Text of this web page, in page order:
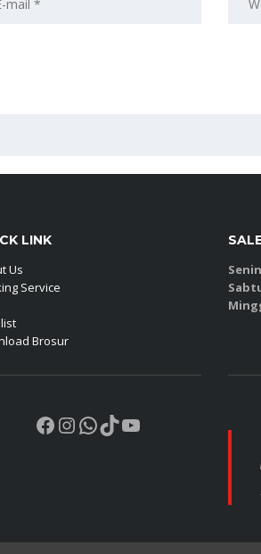
LINK
Us
Service
Brosur
Facebook
Instagram
WhatsApp
TikTok
YouTube